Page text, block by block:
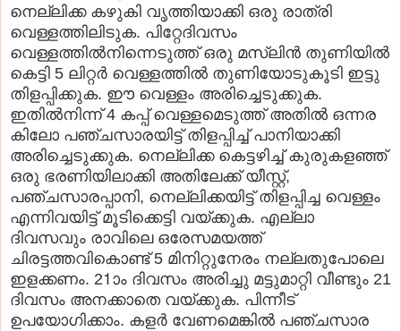
നെല്ലിക്ക കഴുകി വൃത്തിയാക്കി ഒരു രാത്രി
വെള്ളത്തിലിടുക. പിറ്റേദിവസം
വെള്ളത്തില്‍നിന്നെടുത്ത് ഒരു മസ്ലിന്‍ തുണിയില്‍
കെട്ടി 5 ലിറ്റര്‍ വെള്ളത്തില്‍ തുണിയോടുകൂടി ഇട്ടു
തിളപ്പിക്കുക. ഈ വെള്ളം അരിച്ചെടുക്കുക.
ഇതില്‍നിന്ന് 4 കപ്പ് വെള്ളമെടുത്ത് അതില്‍ ഒന്നര
കിലോ പഞ്ചസാരയിട്ട് തിളപ്പിച്ച് പാനിയാക്കി
അരിച്ചെടുക്കുക. നെല്ലിക്ക കെട്ടഴിച്ച് കുരുകളഞ്ഞ്
ഒരു ഭരണിയിലാക്കി അതിലേക്ക് യീസ്റ്റ്,
പഞ്ചസാരപ്പാനി, നെല്ലിക്കയിട്ട് തിളപ്പിച്ച വെള്ളം
എന്നിവയിട്ട് മൂടിക്കെട്ടി വയ്ക്കുക. എല്ലാ
ദിവസവും രാവിലെ ഒരേസമയത്ത്
ചിരട്ടത്തവികൊണ്ട് 5 മിനിറ്റുനേരം നല്ലതുപോലെ
ഇളക്കണം. 21ാം ദിവസം അരിച്ചു മട്ടുമാറ്റി വീണ്ടും 21
ദിവസം അനക്കാതെ വയ്ക്കുക. പിന്നീട്
ഉപയോഗിക്കാം. കളര്‍ വേണമെങ്കില്‍ പഞ്ചസാര